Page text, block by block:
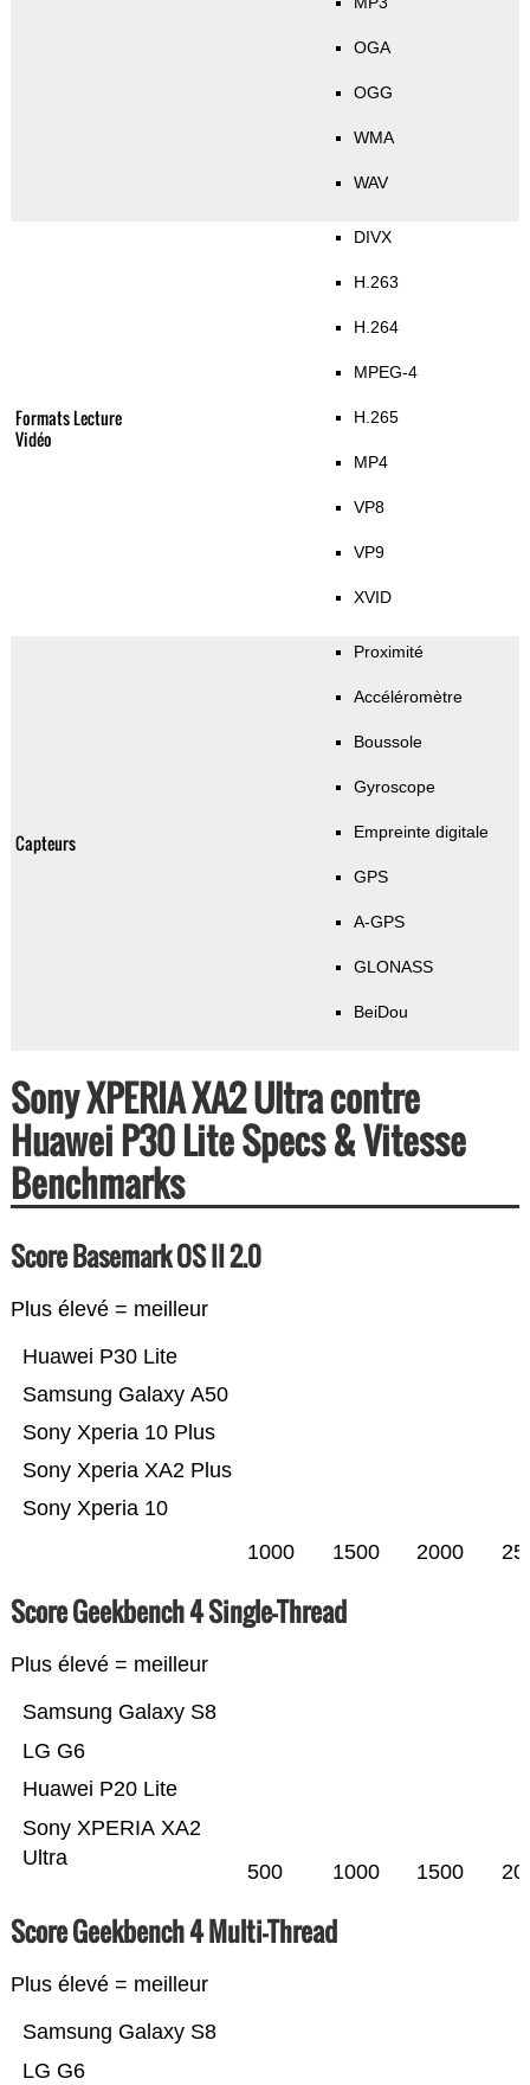
OGA
OGG
WMA
WAV
Formats Lecture
Vidéo
DIVX
H.263
H.264
MPEG-4
H.265
MP4
VP8
VP9
XVID
Capteurs
Proximité
Accéléromètre
Boussole
Gyroscope
Empreinte digitale
GPS
A-GPS
GLONASS
BeiDou
Sony XPERIA XA2 Ultra contre
Huawei P30 Lite Specs & Vitesse
Benchmarks
Score Basemark OS II 2.0
Plus élevé = meilleur
Sony Xperia 10
Sony Xperia XA2 Plus
Sony Xperia 10 Plus
Samsung Galaxy A50
Huawei P30 Lite
1000 1500 2000
Score Geekbench 4 Single-Thread
Plus élevé = meilleur
Sony XPERIA XA2
Ultra
Huawei P20 Lite
LG G6
Samsung Galaxy S8
500 1000 1500
Score Geekbench 4 Multi-Thread
Plus élevé = meilleur
LG G6
Samsung Galaxy S8